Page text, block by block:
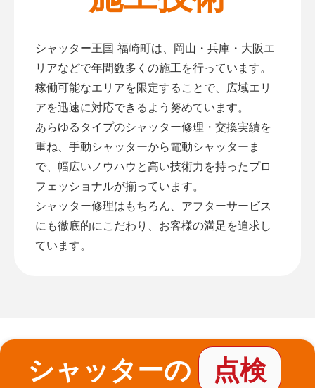
シャッター王国 福崎町は、岡山・兵庫・大阪エ
リアなどで年間数多くの施工を行っています。
稼働可能なエリアを限定することで、広域エリ
アを迅速に対応できるよう努めています。
あらゆるタイプのシャッター修理・交換実績を
重ね、手動シャッターから電動シャッターま
で、幅広いノウハウと高い技術力を持ったプロ
フェッショナルが揃っています。
シャッター修理はもちろん、アフターサービス
にも徹底的にこだわり、お客様の満足を追求し
ています。
シャッターの
点検